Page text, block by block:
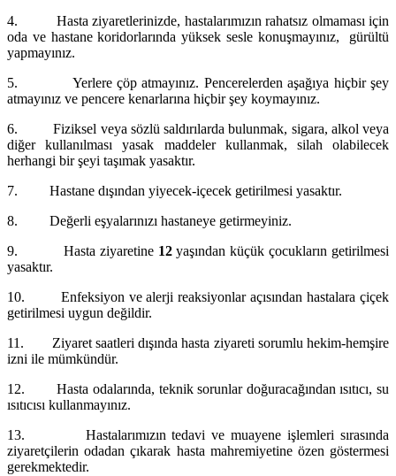
4.
Hasta ziyaretlerinizde, hastalarımızın rahatsız olmaması için
oda ve hastane koridorlarında yüksek sesle konuşmayınız, gürültü
yapmayınız.
5.
Yerlere çöp atmayınız. Pencerelerden aşağıya hiçbir şey
atmayınız ve pencere kenarlarına hiçbir şey koymayınız.
6.
Fiziksel veya sözlü saldırılarda bulunmak, sigara, alkol veya
diğer kullanılması yasak maddeler kullanmak, silah olabilecek
herhangi bir şeyi taşımak yasaktır.
7.
Hastane dışından yiyecek-içecek getirilmesi yasaktır.
8.
Değerli eşyalarınızı hastaneye getirmeyiniz.
9.
Hasta ziyaretine 12yaşından küçük çocukların getirilmesi
yasaktır.
10.
Enfeksiyon ve alerji reaksiyonlar açısından hastalara çiçek
getirilmesi uygun değildir.
11.
Ziyaret saatleri dışında hasta ziyareti sorumlu hekim-hemşire
izni ile mümkündür.
12.
Hasta odalarında, teknik sorunlar doğuracağından ısıtıcı, su
ısıtıcısı kullanmayınız.
13.
Hastalarımızın tedavi ve muayene işlemleri sırasında
ziyaretçilerin odadan çıkarak hasta mahremiyetine özen göstermesi
gerekmektedir.